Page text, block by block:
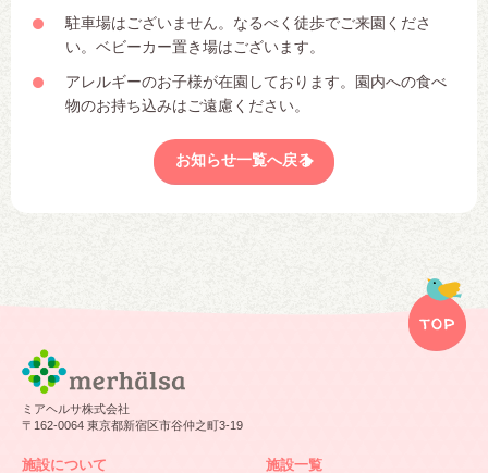
駐車場はございません。なるべく徒歩でご来園くださ
い。ベビーカー置き場はございます。
アレルギーのお子様が在園しております。園内への食べ
物のお持ち込みはご遠慮ください。
お知らせ一覧へ戻る
ミアヘルサ株式会社
〒162-0064 東京都新宿区市谷仲之町3-19
施設について 施設一覧